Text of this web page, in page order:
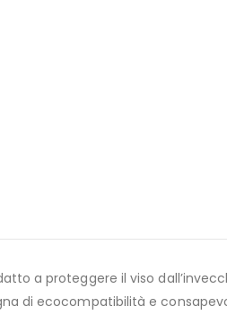
a proteggere il viso
di ecocompatibilità e